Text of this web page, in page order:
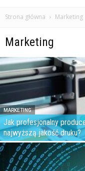
Strona główna Marketing
Marketing
MARKETING
Jak profesjonalny
najwyższą jakość druku?